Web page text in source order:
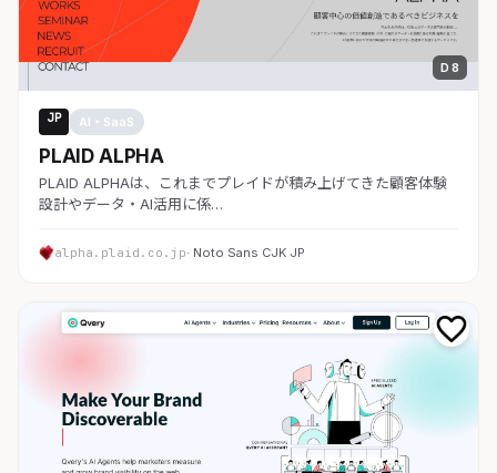
D 8
JP AI・SaaS
PLAID ALPHA
PLAID ALPHAは、これまでプレイドが積み上げてきた顧客体験
設計やデータ・AI活用に係…
alpha.plaid.co.jp· Noto Sans CJK JP